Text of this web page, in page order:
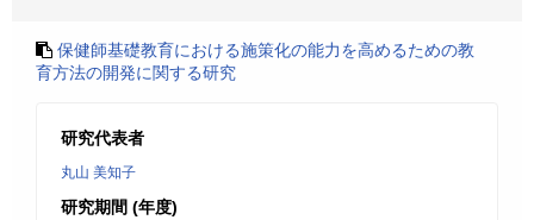
保健師基礎教育における施策化の能力を高めるための教
育方法の開発に関する研究
研究代表者
丸山 美知子
研究期間 (年度)